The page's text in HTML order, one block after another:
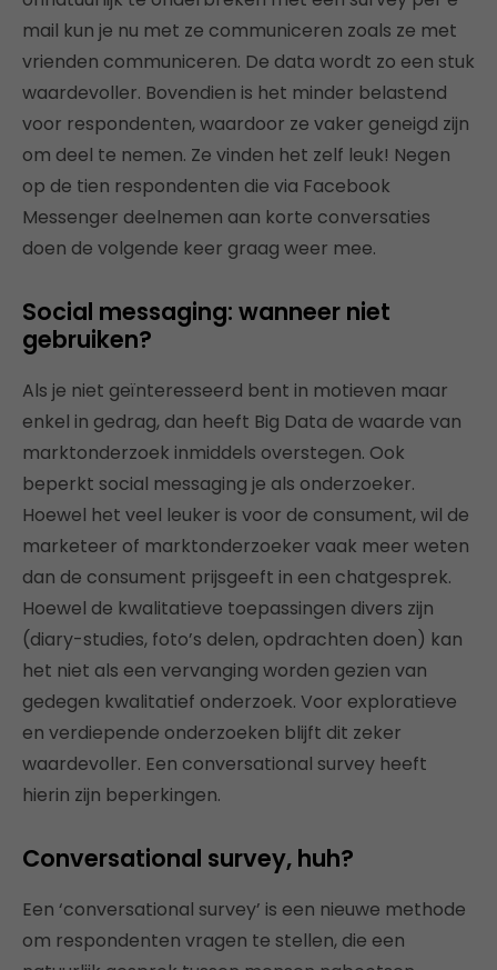
mail kun je nu met ze communiceren zoals ze met
vrienden communiceren. De data wordt zo een stuk
waardevoller. Bovendien is het minder belastend
voor respondenten, waardoor ze vaker geneigd zijn
om deel te nemen. Ze vinden het zelf leuk! Negen
op de tien respondenten die via Facebook
Messenger deelnemen aan korte conversaties
doen de volgende keer graag weer mee.
Social messaging: wanneer niet
gebruiken?
Als je niet geïnteresseerd bent in motieven maar
enkel in gedrag, dan heeft Big Data de waarde van
marktonderzoek inmiddels overstegen. Ook
beperkt social messaging je als onderzoeker.
Hoewel het veel leuker is voor de consument, wil de
marketeer of marktonderzoeker vaak meer weten
dan de consument prijsgeeft in een chatgesprek.
Hoewel de kwalitatieve toepassingen divers zijn
(diary-studies, foto’s delen, opdrachten doen) kan
het niet als een vervanging worden gezien van
gedegen kwalitatief onderzoek. Voor exploratieve
en verdiepende onderzoeken blijft dit zeker
waardevoller. Een conversational survey heeft
hierin zijn beperkingen.
Conversational survey, huh?
Een ‘conversational survey’ is een nieuwe methode
om respondenten vragen te stellen, die een